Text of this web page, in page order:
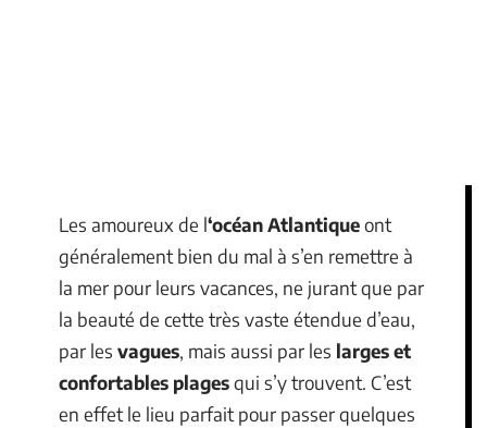
Les amoureux de l‘océan Atlantiqueont
généralement bien du mal à s’en remettre à
la mer pour leurs vacances, ne jurant que par
la beauté de cette très vaste étendue d’eau,
par les vagues, mais aussi par les larges et
confortables plagesqui s’y trouvent. C’est
en effet le lieu parfait pour passer quelques